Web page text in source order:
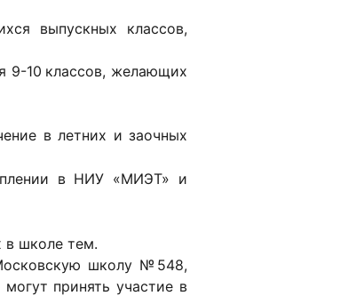
выпускных классов,
9-10 классов, желающих
в летних и заочных
в НИУ «МИЭТ» и
в школе тем.
школу №548,
принять участие в